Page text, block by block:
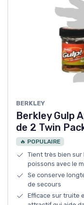
BERKLEY
Berkley Gulp
de 2 Twin
🔥 POPULAIRE
Tient très bien sur
poissons avec le
Se conserve
de secours
Efficace sur truite